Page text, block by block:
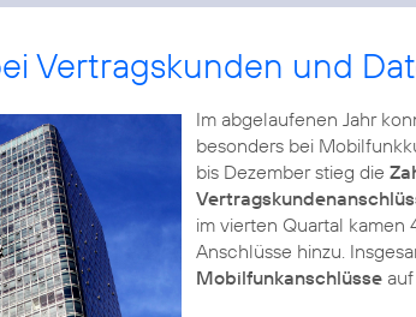
Vertragskunden und
Im abgelaufenen Jahr
besonders bei
bis Dezember stieg die
im vierten Quartal kamen
Anschlüsse hinzu.
Mobilfunkanschlüsseauf